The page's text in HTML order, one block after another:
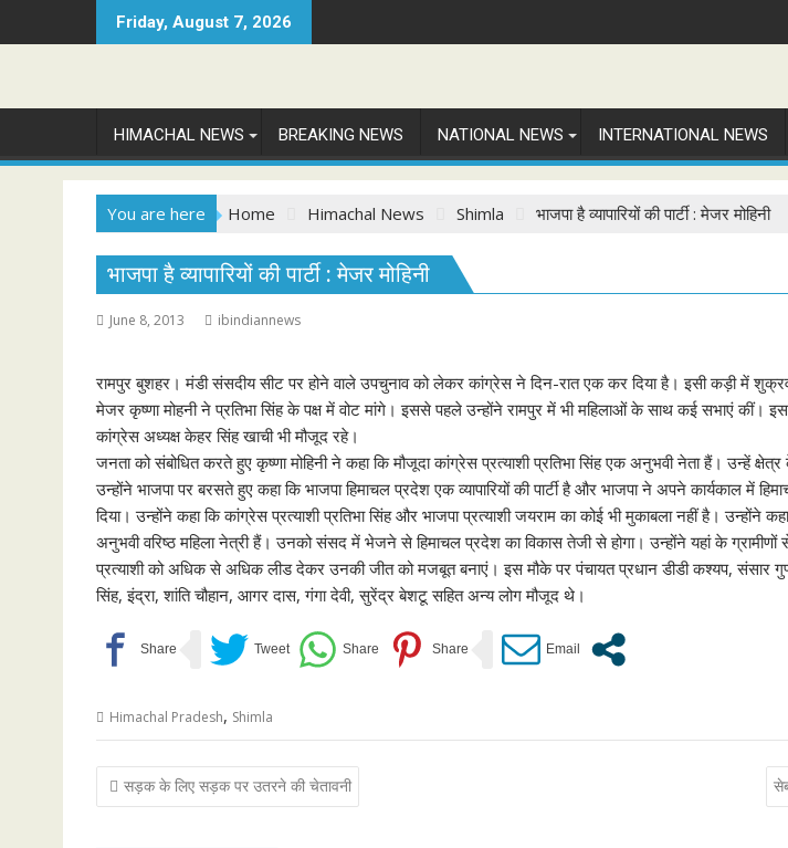
to
Friday, August 7, 2026
HIMACHAL NEWS BREAKING NEWS NATIONAL NEWS INTERNATIONAL NEWS
You are here Home Himachal News Shimla भाजपा है व्यापारियों की पार्टी : मेजर मोहिनी
भाजपा है व्यापारियों की पार्टी : मेजर मोहिनी
June 8, 2013 ibindiannews
रामपुर बुशहर। मंडी संसदीय सीट पर होने वाले उपचुनाव को लेकर कांग्रेस ने दिन-रात एक कर दिया है। इसी कड़ी में
मेजर कृष्णा मोहनी ने प्रतिभा सिंह के पक्ष में वोट मांगे। इससे पहले उन्होंने रामपुर में भी महिलाओं के साथ कई सभाएं कीं।
कांग्रेस अध्यक्ष केहर सिंह खाची भी मौजूद रहे।
जनता को संबोधित करते हुए कृष्णा मोहिनी ने कहा कि मौजूदा कांग्रेस प्रत्याशी प्रतिभा सिंह एक अनुभवी नेता हैं। उन्हें
उन्होंने भाजपा पर बरसते हुए कहा कि भाजपा हिमाचल प्रदेश एक व्यापारियों की पार्टी है और भाजपा ने अपने कार्यकाल में
दिया। उन्होंने कहा कि कांग्रेस प्रत्याशी प्रतिभा सिंह और भाजपा प्रत्याशी जयराम का कोई भी मुकाबला नहीं है। उन्होंने
अनुभवी वरिष्ठ महिला नेत्री हैं। उनको संसद में भेजने से हिमाचल प्रदेश का विकास तेजी से होगा। उन्होंने यहां के ग्रामीणों
प्रत्याशी को अधिक से अधिक लीड देकर उनकी जीत को मजबूत बनाएं। इस मौके पर पंचायत प्रधान डीडी कश्यप, संसार
सिंह, इंद्रा, शांति चौहान, आगर दास, गंगा देवी, सुरेंद्र बेशटू सहित अन्य लोग मौजूद थे।
Himachal Pradesh, Shimla
Post
navigation
सड़क के लिए सड़क पर उतरने की चेतावनी